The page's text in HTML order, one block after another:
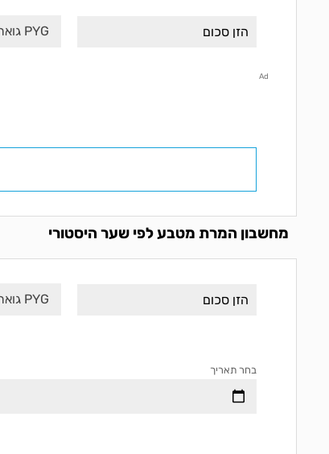
PYG גוארני
Ad
מחשבון המרת מטבע לפי שער היסטורי
PYG גוארני
בחר תאריך